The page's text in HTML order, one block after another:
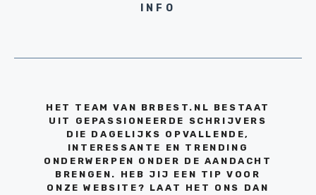
INFO
HET TEAM VAN BRBEST.NL BESTAAT
UIT GEPASSIONEERDE SCHRIJVERS
DIE DAGELIJKS OPVALLENDE,
INTERESSANTE EN TRENDING
ONDERWERPEN ONDER DE AANDACHT
BRENGEN. HEB JIJ EEN TIP VOOR
ONZE WEBSITE? LAAT HET ONS DAN